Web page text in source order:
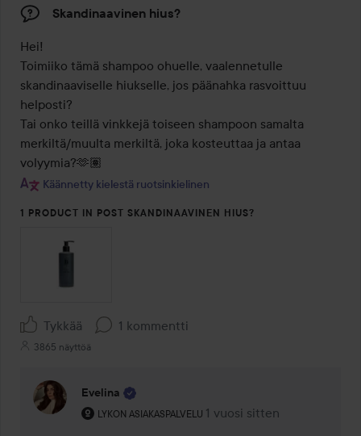
Skandinaavinen hius?
Hei!
Toimiiko tämä shampoo ohuelle, vaalennetulle
skandinaaviselle hiukselle, jos päänahka rasvoittuu
helposti?
Tai onko teillä vinkkejä toiseen shampoon samalta
merkiltä/muulta merkiltä, joka kosteuttaa ja antaa
volyymia?🫶🏽
Käännetty kielestä ruotsinkielinen
1 PRODUCT IN POST SKANDINAAVINEN HIUS?
Tykkää 1 kommentti
3865 näyttöä
Evelina
LYKON ASIAKASPALVELU
Käyttäjän rooli: Lykon asiakaspalvelu .
1 vuosi sitten
Kommentti lisättiin 1 vuosi